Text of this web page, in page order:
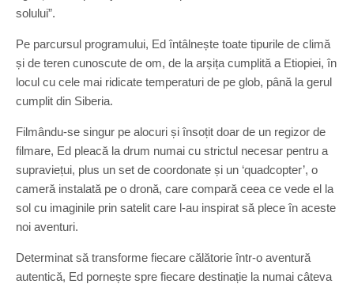
solului”.
Pe parcursul programului, Ed întâlnește toate tipurile de climă
și de teren cunoscute de om, de la arșița cumplită a Etiopiei, în
locul cu cele mai ridicate temperaturi de pe glob, până la gerul
cumplit din Siberia.
Filmându-se singur pe alocuri și însoțit doar de un regizor de
filmare, Ed pleacă la drum numai cu strictul necesar pentru a
supraviețui, plus un set de coordonate și un ‘quadcopter’, o
cameră instalată pe o dronă, care compară ceea ce vede el la
sol cu imaginile prin satelit care l-au inspirat să plece în aceste
noi aventuri.
Determinat să transforme fiecare călătorie într-o aventură
autentică, Ed pornește spre fiecare destinație la numai câteva